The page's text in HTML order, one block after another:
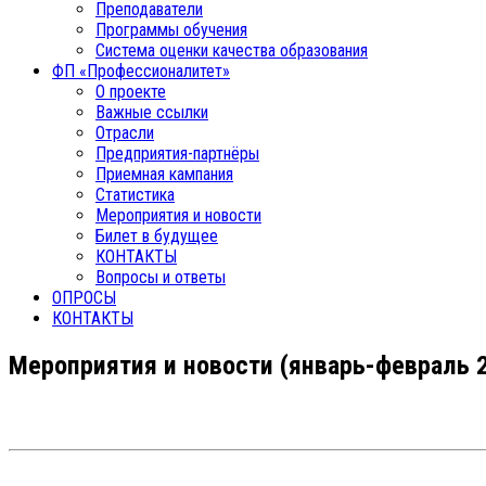
Преподаватели
Программы обучения
Система оценки качества образования
ФП «Профессионалитет»
О проекте
Важные ссылки
Отрасли
Предприятия-партнёры
Приемная кампания
Статистика
Мероприятия и новости
Билет в будущее
КОНТАКТЫ
Вопросы и ответы
ОПРОСЫ
КОНТАКТЫ
Мероприятия и новости (январь-февраль